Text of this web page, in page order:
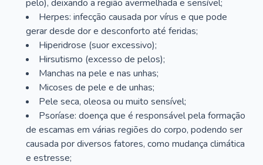
pelo), deixando a região avermelhada e sensível;
Herpes: infecção causada por vírus e que pode
gerar desde dor e desconforto até feridas;
Hiperidrose (suor excessivo);
Hirsutismo (excesso de pelos);
Manchas na pele e nas unhas;
Micoses de pele e de unhas;
Pele seca, oleosa ou muito sensível;
Psoríase: doença que é responsável pela formação
de escamas em várias regiões do corpo, podendo ser
causada por diversos fatores, como mudança climática
e estresse;